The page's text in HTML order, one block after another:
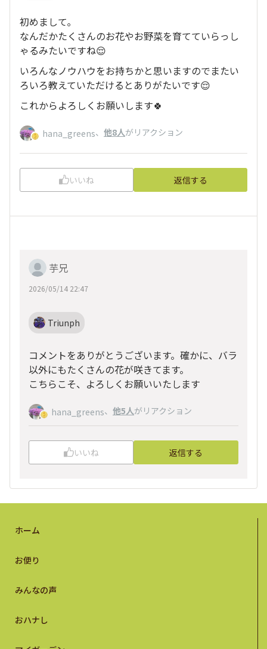
初めまして｡
なんだかたくさんのお花やお野菜を育てていらっし
ゃるみたいですね😌
いろんなノウハウをお持ちかと思いますのでまたい
ろいろ教えていただけるとありがたいです😌
これからよろしくお願いします🍀
hana_greens、 他8人がリアクション
いいね 返信する
芋兄
2026/05/14 22:47
Triunph
コメントをありがとうございます。確かに、バラ
以外にもたくさんの花が咲きてます。
こちらこそ、よろしくお願いいたします
hana_greens、 他5人がリアクション
いいね 返信する
ホーム
お便り
みんなの声
おハナし